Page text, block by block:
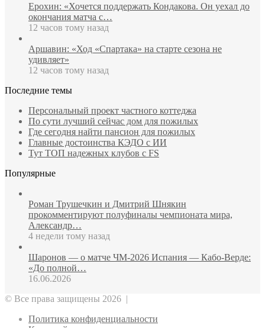
Ерохин: «Хочется поддержать Кондакова. Он уехал до
окончания матча с…
12 часов тому назад
Аршавин: «Ход «Спартака» на старте сезона не
удивляет»
12 часов тому назад
Последние темы
Персональный проект частного коттеджа
По сути лучший сейчас дом для пожилых
Где сегодня найти пансион для пожилых
Главные достоинства КЭДО с ИИ
Тут ТОП надежных клубов с FS
Популярные
Роман Трушечкин и Дмитрий Шнякин
прокомментируют полуфиналы чемпионата мира,
Александр…
4 недели тому назад
Шаронов — о матче ЧМ‑2026 Испания — Кабо‑Верде:
«До полной…
16.06.2026
© Все права защищены 2026 |
Политика конфиденциальности